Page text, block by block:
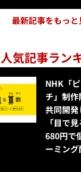
最新記事をもっと
人気記事ラン
NHK「
チ」制
共同開
「目で
680円で
ーミン